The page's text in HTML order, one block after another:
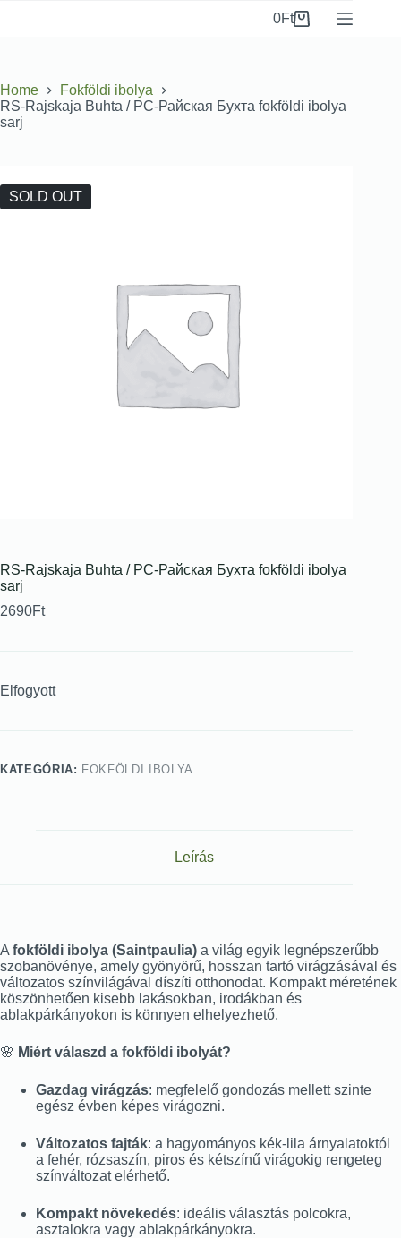
0Ft
Home
Fokföldi ibolya
RS-Rajskaja Buhta / РС-Райская Бухта fokföldi ibolya
sarj
SOLD OUT
RS-Rajskaja Buhta / РС-Райская Бухта fokföldi ibolya
sarj
2690Ft
Elfogyott
KATEGÓRIA: FOKFÖLDI IBOLYA
Leírás
A fokföldi ibolya (Saintpaulia) a világ egyik legnépszerűbb
szobanövénye, amely gyönyörű, hosszan tartó virágzásával és
változatos színvilágával díszíti otthonodat. Kompakt méretének
köszönhetően kisebb lakásokban, irodákban és
ablakpárkányokon is könnyen elhelyezhető.
🌸 Miért válaszd a fokföldi ibolyát?
Gazdag virágzás: megfelelő gondozás mellett szinte
egész évben képes virágozni.
Változatos fajták: a hagyományos kék-lila árnyalatoktól
a fehér, rózsaszín, piros és kétszínű virágokig rengeteg
színváltozat elérhető.
Kompakt növekedés: ideális választás polcokra,
asztalokra vagy ablakpárkányokra.